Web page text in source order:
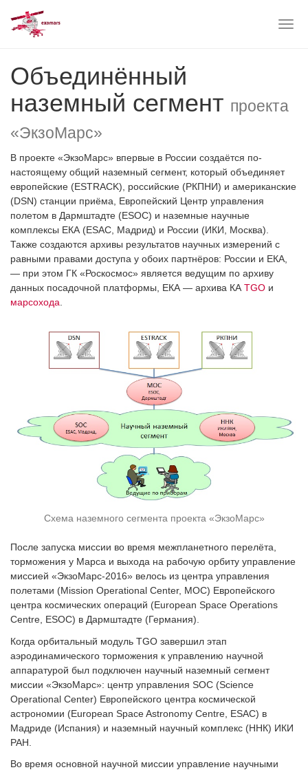
main
content
Объединённый
наземный сегмент проекта
«ЭкзоМарс»
В проекте «ЭкзоМарс» впервые в России создаётся по-
настоящему общий наземный сегмент, который объединяет
европейские (ESTRACK), российские (РКПНИ) и американские
(DSN) станции приёма, Европейский Центр управления
полетом в Дармштадте (ESOC) и наземные научные
комплексы ЕКА (ESAC, Мадрид) и России (ИКИ, Москва).
Также создаются архивы результатов научных измерений с
равными правами доступа у обоих партнёров: России и ЕКА,
— при этом ГК «Роскосмос» является ведущим по архиву
данных посадочной платформы, ЕКА — архива КА TGO и
марсохода
Схема наземного сегмента проекта «ЭкзоМарс»
После запуска миссии во время межпланетного перелёта,
торможения у Марса и выхода на рабочую орбиту управление
миссией «ЭкзоМарс-2016» велось из центра управления
полетами (Mission Operational Center, MOC) Европейского
центра космических операций (European Space Operations
Centre, ESOC) в Дармштадте (Германия).
Когда орбитальный модуль TGO завершил этап
аэродинамического торможения к управлению научной
аппаратурой был подключен научный наземный сегмент
миссии «ЭкзоМарс»: центр управления SOC (Science
Operational Center) Европейского центра космической
астрономии (European Space Astronomy Centre, ESAC) в
Мадриде (Испания) и наземный научный комплекс (ННК) ИКИ
РАН.
Во время основной научной миссии управление научными